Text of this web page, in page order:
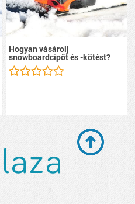
Hogyan vásárolj
snowboardcipőt és -kötést?